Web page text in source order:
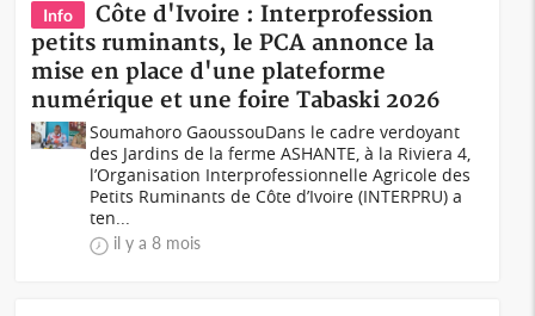
Info
Côte d'Ivoire : Interprofession
petits ruminants, le PCA annonce la
mise en place d'une plateforme
numérique et une foire Tabaski 2026
Soumahoro GaoussouDans le cadre verdoyant
des Jardins de la ferme ASHANTE, à la Riviera 4,
l’Organisation Interprofessionnelle Agricole des
Petits Ruminants de Côte d’Ivoire (INTERPRU) a
ten...
il y a 8 mois